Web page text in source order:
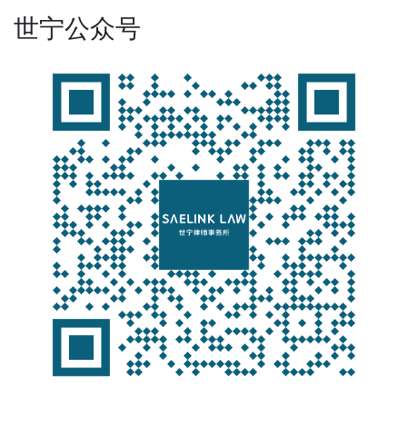
世宁公众号